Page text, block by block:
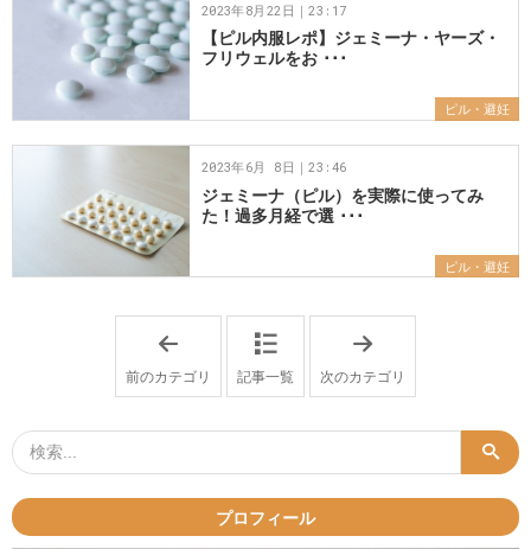
ピル・避妊
【ピル内服レポ】ジェミーナ・ヤーズ・
フリウェルをお ･･･
2023年8月22日｜23:17
ピル・避妊
ジェミーナ（ピル）を実際に使ってみ
た！過多月経で選 ･･･
2023年6月 8日｜23:46
・
M
経
ト
ラ
前のカテゴリ 記事一覧
メ
事
次のカテゴリ
プロフィール